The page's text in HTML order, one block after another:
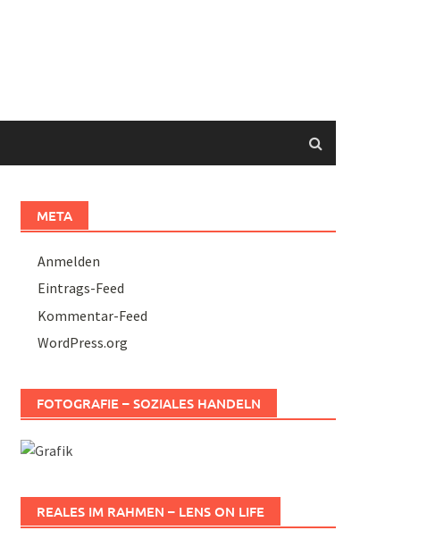
META
Anmelden
Eintrags-Feed
Kommentar-Feed
WordPress.org
FOTOGRAFIE – SOZIALES HANDELN
REALES IM RAHMEN – LENS ON LIFE